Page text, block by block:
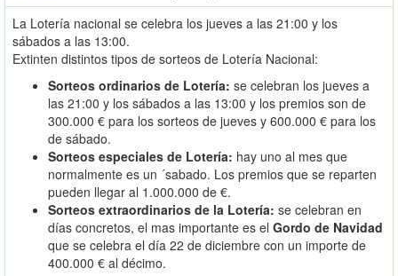
La Lotería nacional se celebra los jueves a las 21:00 y los
sábados a las 13:00.
Extinten distintos tipos de sorteos de Lotería Nacional:
Sorteos ordinarios de Lotería: se celebran los jueves a
las 21:00 y los sábados a las 13:00 y los premios son de
300.000 € para los sorteos de jueves y 600.000 € para los
de sábado.
Sorteos especiales de Lotería: hay uno al mes que
normalmente es un ´sabado. Los premios que se reparten
pueden llegar al 1.000.000 de €.
Sorteos extraordinarios de la Lotería: se celebran en
días concretos, el mas importante es el Gordo de Navidad
que se celebra el día 22 de diciembre con un importe de
400.000 € al décimo.